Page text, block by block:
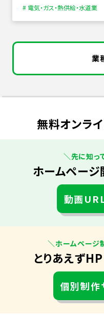
# 電気・ガス・熱供給・水道業
業
無料オンラ
＼先に知っ
ホームペー
動画
＼ホームページ
とりあえず
個別制作